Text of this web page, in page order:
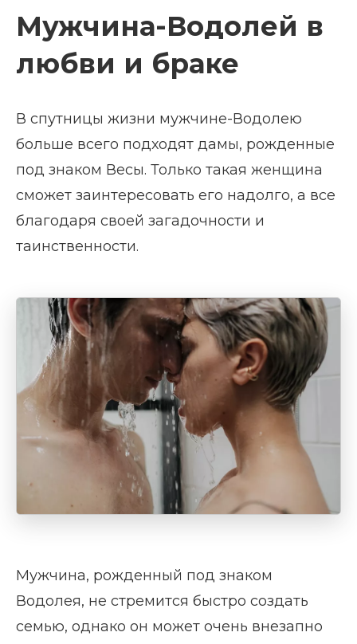
Мужчина-Водолей в
любви и браке
В спутницы жизни мужчине-Водолею
больше всего подходят дамы, рожденные
под знаком Весы. Только такая женщина
сможет заинтересовать его надолго, а все
благодаря своей загадочности и
таинственности.
Мужчина, рожденный под знаком
Водолея, не стремится быстро создать
семью, однако он может очень внезапно